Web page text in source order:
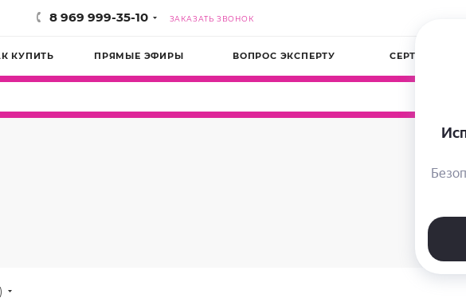
8 969 999-35-10 ЗАКАЗАТЬ ЗВОНОК
КУПИТЬ ПРЯМЫЕ ЭФИРЫ ВОПРОС ЭКСПЕРТУ СЕРТИФИКАТЫ